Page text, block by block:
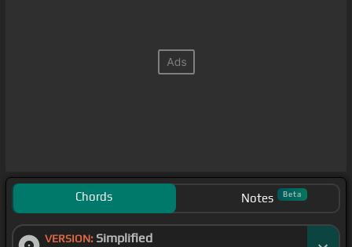
Chords Notes Beta
VERSION: Simplified